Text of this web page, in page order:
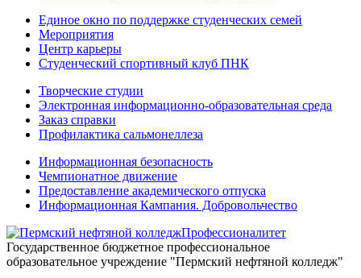
Единое окно по поддержке студенческих семей
Мероприятия
Центр карьеры
Студенческий спортивный клуб ПНК
Творческие студии
Электронная информационно-образовательная среда
Заказ справки
Профилактика сальмонеллеза
Информационная безопасность
Чемпионатное движение
Предоставление академического отпуска
Информационная Кампания. Добровольчество
Профессионалитет
Государственное бюджетное профессиональное
образовательное учреждение "Пермский нефтяной колледж"